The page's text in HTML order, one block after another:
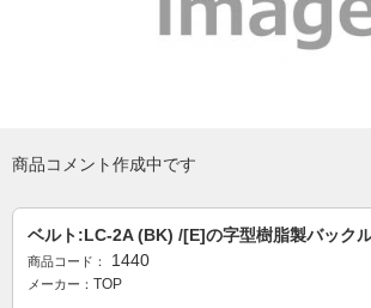
商品コメント作成中です
ベルト:LC-2A (BK) /[E]の字型樹脂製バック
商品コード： 1440
メーカー： TOP